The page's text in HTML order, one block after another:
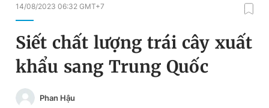
Chuyên mục
Chuyên mục khác
Đổi mật khẩu
Tin đã lưu
Tin đã xem
14/08/2023 06:32 GMT+7
Siết chất lượng trái cây xuất
khẩu sang Trung Quốc
Phan Hậu